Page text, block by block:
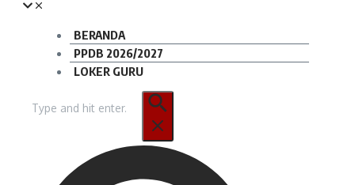
BERANDA
PPDB 2026/2027
LOKER GURU
untuk: